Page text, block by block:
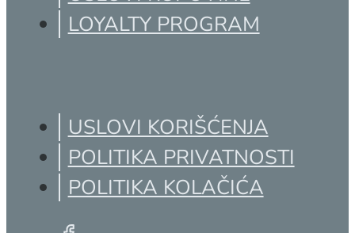
LOYALTY PROGRAM
USLOVI KORIŠĆENJA
POLITIKA PRIVATNOSTI
POLITIKA KOLAČIĆA